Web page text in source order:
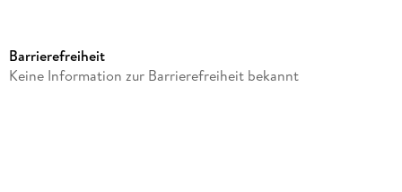
Laufzeit
Barrierefreiheit
Keine Information zur Barrierefreiheit bekannt